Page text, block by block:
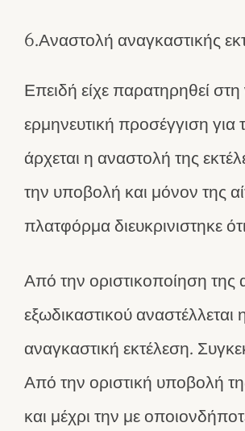
6.Αναστολή αναγκαστικής
Επειδή είχε παρατηρηθεί
ερμηνευτική προσέγγιση για
άρχεται η αναστολή της
την υποβολή και μόνον της
πλατφόρμα διευκρινιστηκε
Από την οριστικοποίηση της
εξωδικαστικού αναστέλλεται
αναγκαστική εκτέλεση.
Από την οριστική υποβολή
και μέχρι την με